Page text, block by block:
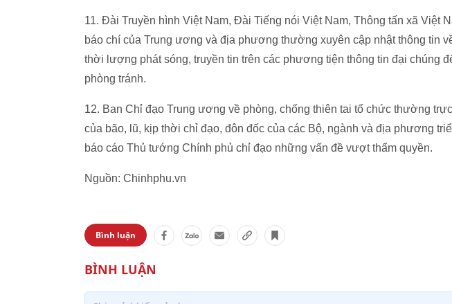
11. Đài Truyền hình Việt Nam, Đài Tiếng nói Việt Nam, Thông tấn xã Việt
báo chí của Trung ương và địa phương thường xuyên cập nhật thông tin
thời lượng phát sóng, truyền tin trên các phương tiện thông tin đại chúng
phòng tránh.
12. Ban Chỉ đạo Trung ương về phòng, chống thiên tai tổ chức thường
của bão, lũ, kịp thời chỉ đạo, đôn đốc của các Bộ, ngành và địa phương
báo cáo Thủ tướng Chính phủ chỉ đạo những vấn đề vượt thẩm quyền.
Nguồn: Chinhphu.vn
Bình luận